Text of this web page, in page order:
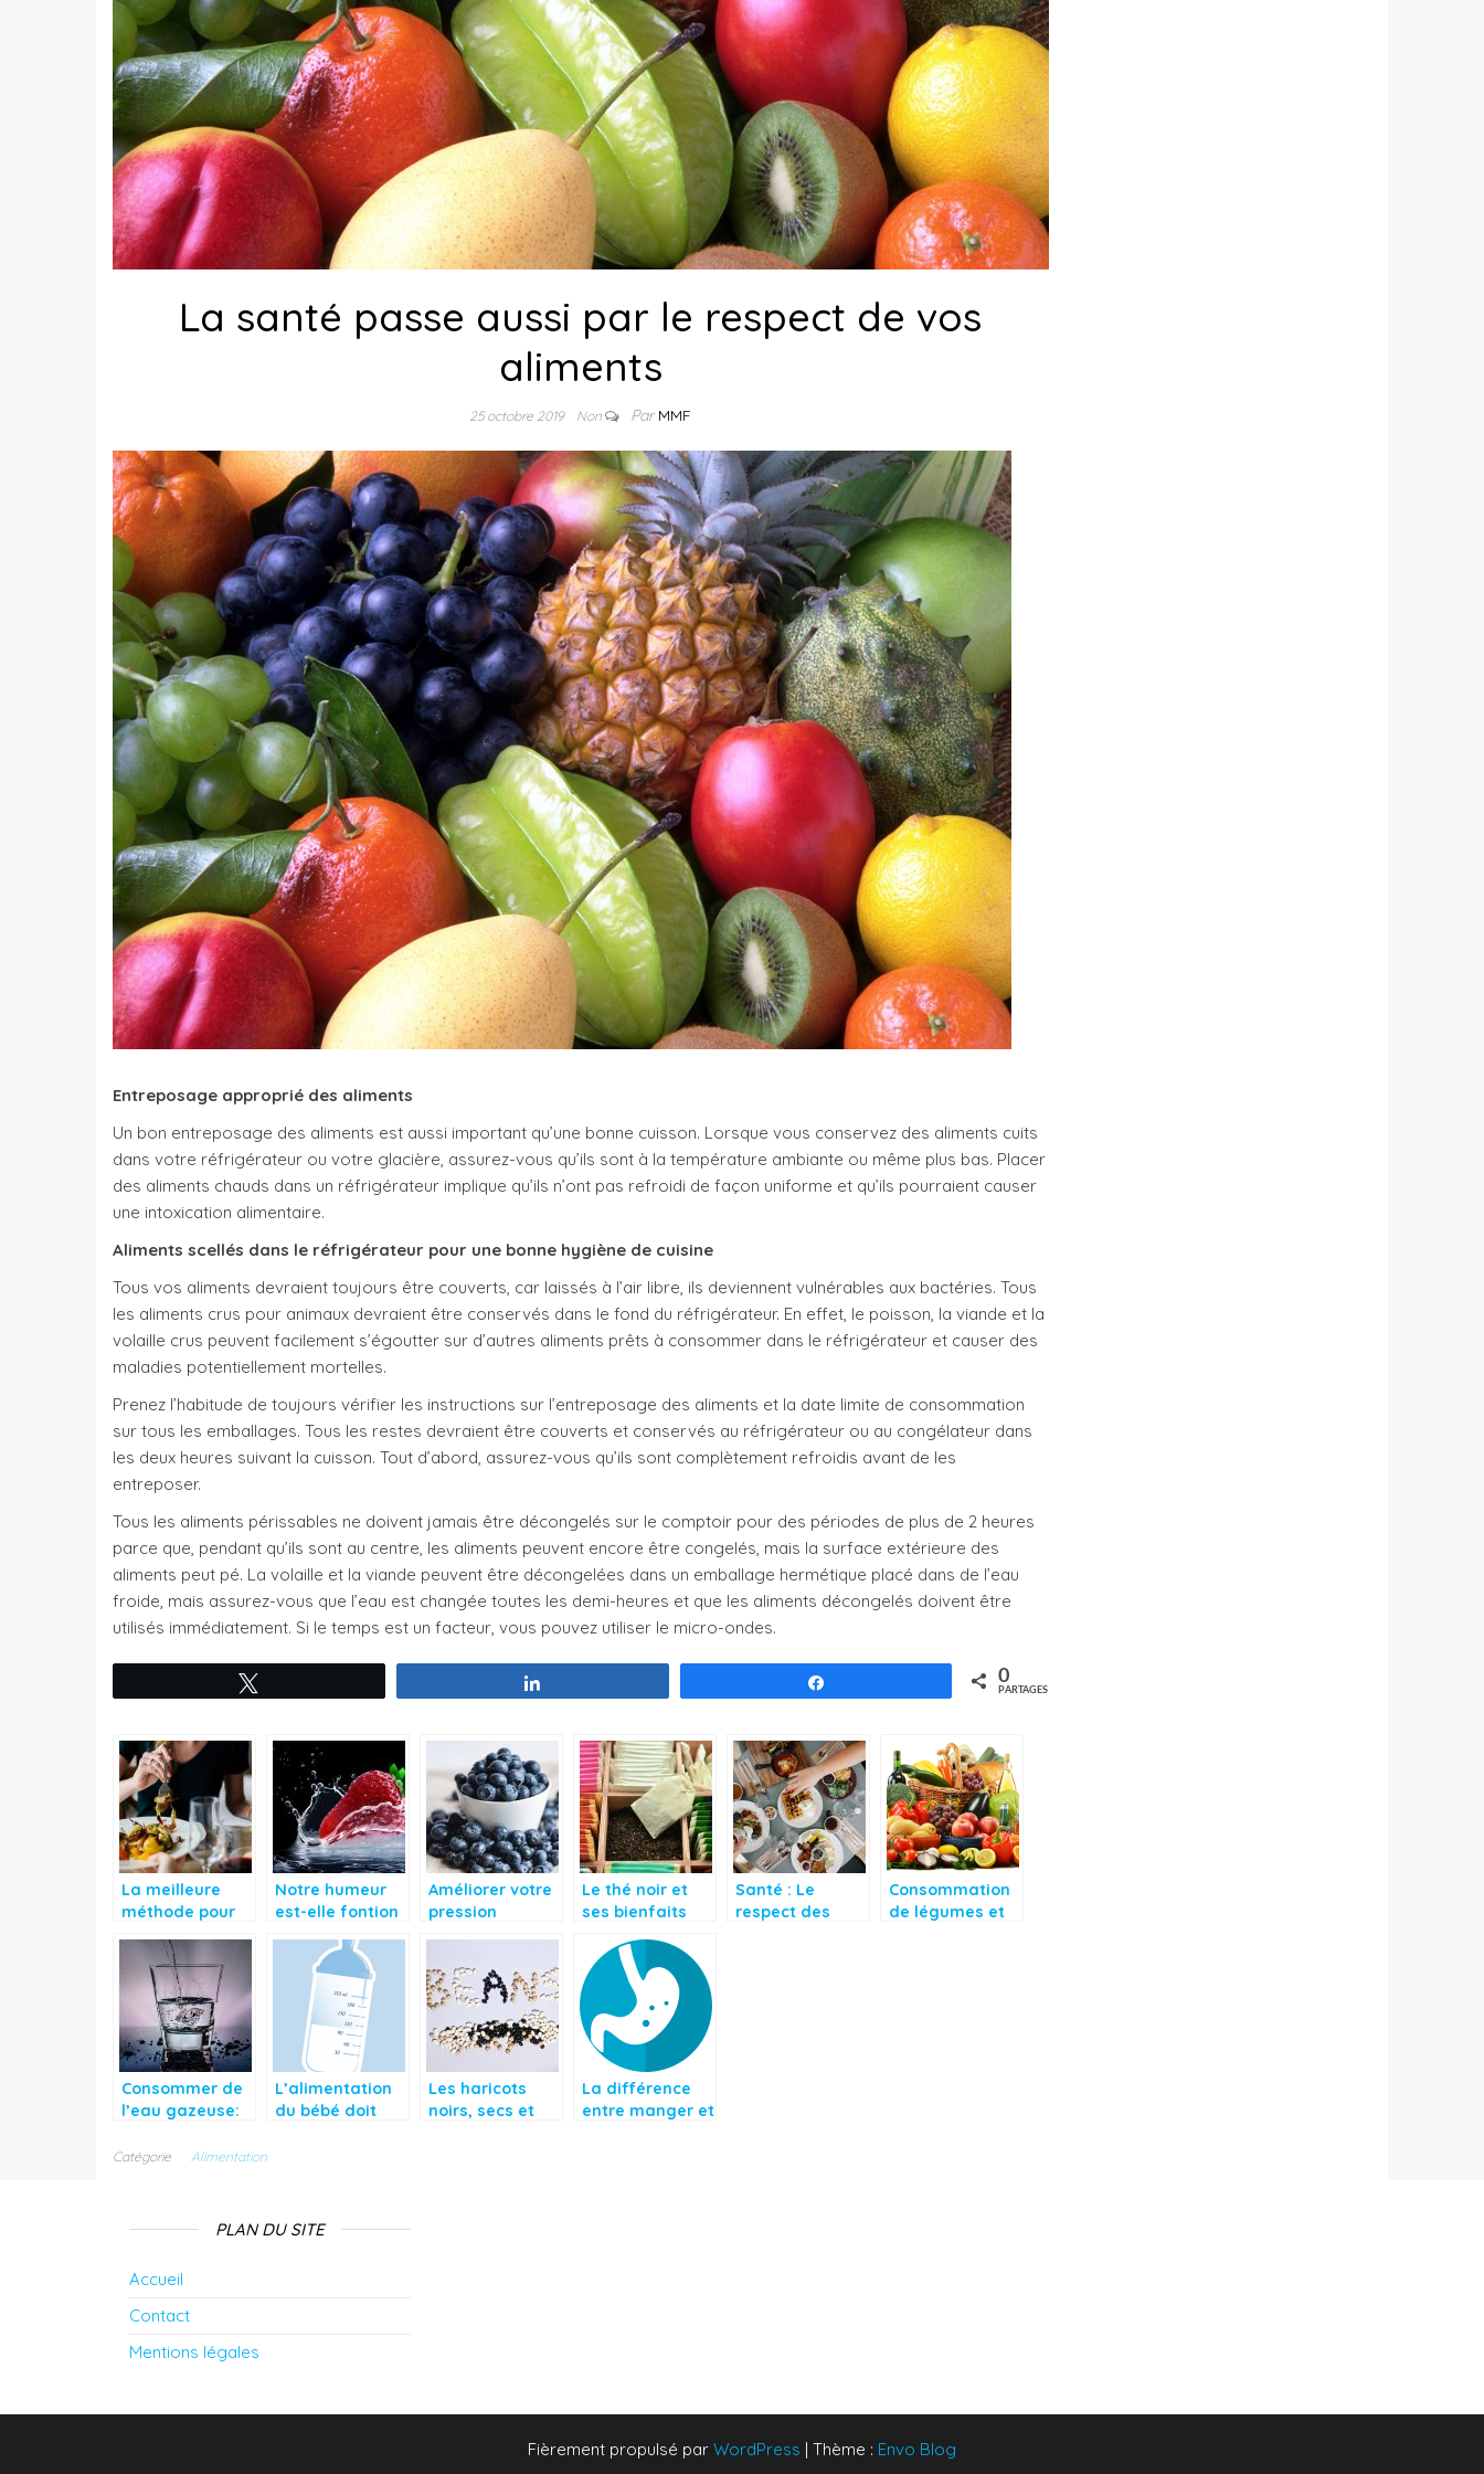
La santé passe aussi par le respect de vos
aliments
25 octobre 2019 Non ParMMF
Entreposage approprié des aliments
Un bon entreposage des aliments est aussi important qu’une bonne cuisson. Lorsque vous conservez des aliments cuits
dans votre réfrigérateur ou votre glacière, assurez-vous qu’ils sont à la température ambiante ou même plus bas. Placer
des aliments chauds dans un réfrigérateur implique qu’ils n’ont pas refroidi de façon uniforme et qu’ils pourraient causer
une intoxication alimentaire.
Aliments scellés dans le réfrigérateur pour une bonne hygiène de cuisine
Tous vos aliments devraient toujours être couverts, car laissés à l’air libre, ils deviennent vulnérables aux bactéries. Tous
les aliments crus pour animaux devraient être conservés dans le fond du réfrigérateur. En effet, le poisson, la viande et la
volaille crus peuvent facilement s’égoutter sur d’autres aliments prêts à consommer dans le réfrigérateur et causer des
maladies potentiellement mortelles.
Prenez l’habitude de toujours vérifier les instructions sur l’entreposage des aliments et la date limite de consommation
sur tous les emballages. Tous les restes devraient être couverts et conservés au réfrigérateur ou au congélateur dans
les deux heures suivant la cuisson. Tout d’abord, assurez-vous qu’ils sont complètement refroidis avant de les
entreposer.
Tous les aliments périssables ne doivent jamais être décongelés sur le comptoir pour des périodes de plus de 2 heures
parce que, pendant qu’ils sont au centre, les aliments peuvent encore être congelés, mais la surface extérieure des
aliments peut pé. La volaille et la viande peuvent être décongelées dans un emballage hermétique placé dans de l’eau
froide, mais assurez-vous que l’eau est changée toutes les demi-heures et que les aliments décongelés doivent être
utilisés immédiatement. Si le temps est un facteur, vous pouvez utiliser le micro-ondes.
0
PARTAGES
La meilleure
méthode pour
Notre humeur
est-elle fontion
mangeons?
Améliorer votre
pression
quotidien!
Le thé noir et
ses bienfaits
Santé : Le
respect des
Consommation
de légumes et
Consommer de
l’eau gazeuse:
mauvaise idée?
L’alimentation
du bébé doit
Les haricots
noirs, secs et
La différence
entre manger et
Catégorie Alimentation
PLAN DU SITE
Accueil
Contact
Mentions légales
Fièrement propulsé par WordPress | Thème : Envo Blog